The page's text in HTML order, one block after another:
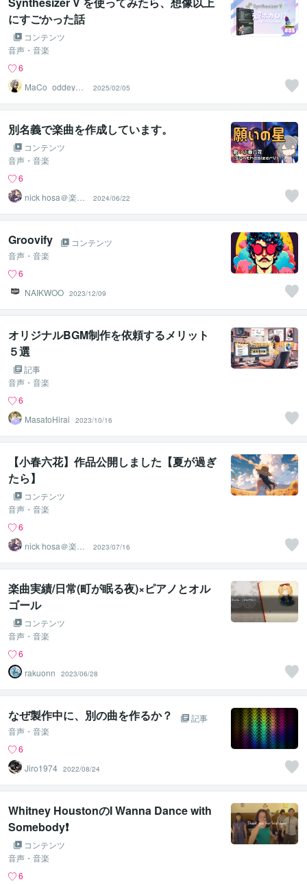
にすごかった話
コンテンツ
音声・音楽
6
MaCo_oddeyela
2025/02/05
別名義で楽曲を作成しています。
コンテンツ
音声・音楽
6
nick hosa＠楽譜
作成サービス
2024/06/22
Groovify
コンテンツ
音声・音楽
6
NAIKWOO 2023/12/09
オリジナルBGM制作を依頼するメリット
５選
記事
音声・音楽
6
MasatoHirai
2023/10/16
【小春六花】作品公開しました【夏が過ぎ
たら】
コンテンツ
音声・音楽
6
nick hosa＠楽譜
作成サービス
2023/07/16
楽曲実績/日常(町が眠る夜)×ピアノとオル
ゴール
コンテンツ
音声・音楽
6
rakuonn
2023/06/28
なぜ製作中に、別の曲を作るか？
記事
音声・音楽
6
Jiro1974 2022/08/24
Whitney HoustonのI Wanna Dance with
Somebody❗️
コンテンツ
音声・音楽
6